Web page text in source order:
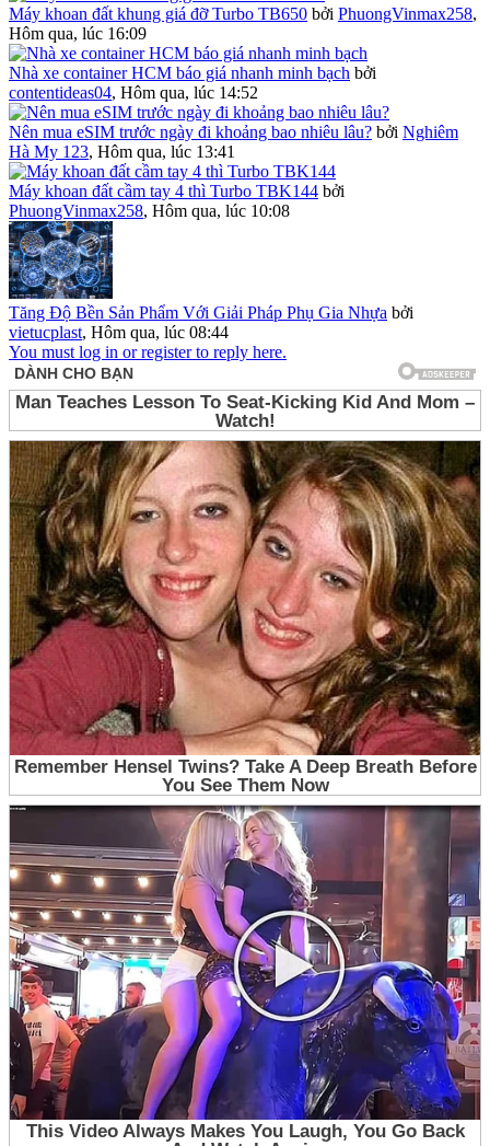
Máy khoan đất khung giá đỡ Turbo TB650 bởi PhuongVinmax258,
Hôm qua, lúc 16:09
Nhà xe container HCM báo giá nhanh minh bạch bởi
contentideas04, Hôm qua, lúc 14:52
Nên mua eSIM trước ngày đi khoảng bao nhiêu lâu? bởi Nghiêm
Hà My 123, Hôm qua, lúc 13:41
Máy khoan đất cầm tay 4 thì Turbo TBK144 bởi
PhuongVinmax258, Hôm qua, lúc 10:08
Tăng Độ Bền Sản Phẩm Với Giải Pháp Phụ Gia Nhựa bởi
vietucplast, Hôm qua, lúc 08:44
You must log in or register to reply here.